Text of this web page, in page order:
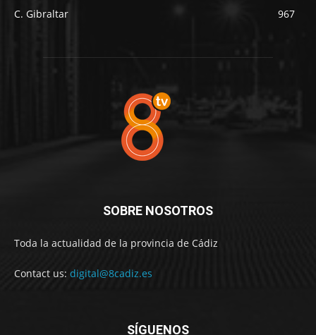
C. Gibraltar
967
SOBRE NOSOTROS
Toda la actualidad de la provincia de Cádiz
Contact us: digital@8cadiz.es
SÍGUENOS